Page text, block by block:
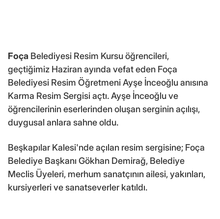
Foça Belediyesi Resim Kursu öğrencileri,
geçtiğimiz Haziran ayında vefat eden Foça
Belediyesi Resim Öğretmeni Ayşe İnceoğlu anısına
Karma Resim Sergisi açtı. Ayşe İnceoğlu ve
öğrencilerinin eserlerinden oluşan serginin açılışı,
duygusal anlara sahne oldu.
Beşkapılar Kalesi'nde açılan resim sergisine; Foça
Belediye Başkanı Gökhan Demirağ, Belediye
Meclis Üyeleri, merhum sanatçının ailesi, yakınları,
kursiyerleri ve sanatseverler katıldı.